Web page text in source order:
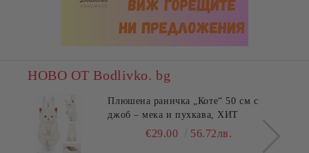
НОВО ОТ Bodlivko. bg
Плюшена раничка „Коте“ 50 см с
джоб – мека и пухкава, ХИТ
€29.00 56.72лв.